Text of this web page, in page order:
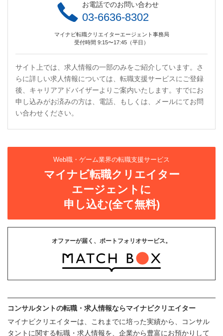
お電話でのお問い合わせ
03-6636-8302
マイナビ転職クリエイターエージェント事務局
受付時間 9:15〜17:45（平日）
サイト上では、求人情報の一部のみをご紹介しています。さ
らに詳しい求人情報については、転職支援サービスにご登録
後、キャリアアドバイザーよりご案内いたします。すでにお
申し込みがお済みの方は、電話、もしくは、メールにてお問
い合わせください。
Web職・ゲーム業界の転職支援サービス
マイナビ転職クリエイター
エージェントに
申し込む(全て無料)
オファーが届く、ポートフォリオサービス。
コンサルタントの転職・求人情報ならマイナビクリエイター
マイナビクリエイターは、これまでに培った実績から、コンサル
タントに関する転職・求人情報を、企業から豊富にお預かりして